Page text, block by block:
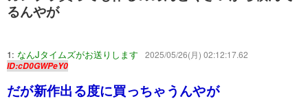
るんやが
1: なんJタイムズがお送りします
2025/05/26(月) 02:12:17.62
ID:cD0GWPeY0
だが新作出る度に買っちゃうんやが